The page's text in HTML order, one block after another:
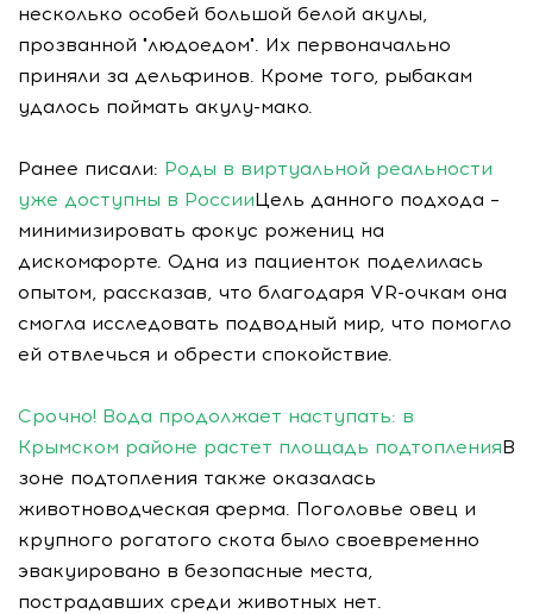
несколько особей большой белой акулы,
прозванной "людоедом". Их первоначально
приняли за дельфинов. Кроме того, рыбакам
удалось поймать акулу-мако.
Ранее писали: Роды в виртуальной реальности
уже доступны в РоссииЦель данного подхода –
минимизировать фокус рожениц на
дискомфорте. Одна из пациенток поделилась
опытом, рассказав, что благодаря VR-очкам она
смогла исследовать подводный мир, что помогло
ей отвлечься и обрести спокойствие.
Срочно! Вода продолжает наступать: в
Крымском районе растет площадь подтопленияВ
зоне подтопления также оказалась
животноводческая ферма. Поголовье овец и
крупного рогатого скота было своевременно
эвакуировано в безопасные места,
пострадавших среди животных нет.